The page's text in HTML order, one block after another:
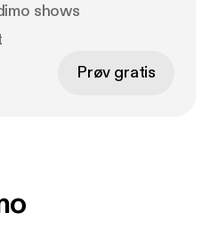
shows
Prøv gratis